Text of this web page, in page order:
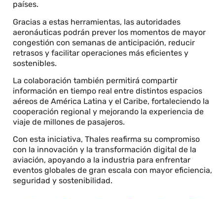
países.
Gracias a estas herramientas, las autoridades
aeronáuticas podrán prever los momentos de mayor
congestión con semanas de anticipación, reducir
retrasos y facilitar operaciones más eficientes y
sostenibles.
La colaboración también permitirá compartir
información en tiempo real entre distintos espacios
aéreos de América Latina y el Caribe, fortaleciendo la
cooperación regional y mejorando la experiencia de
viaje de millones de pasajeros.
Con esta iniciativa, Thales reafirma su compromiso
con la innovación y la transformación digital de la
aviación, apoyando a la industria para enfrentar
eventos globales de gran escala con mayor eficiencia,
seguridad y sostenibilidad.